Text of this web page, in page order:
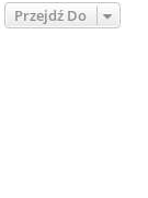
Przejdź Do